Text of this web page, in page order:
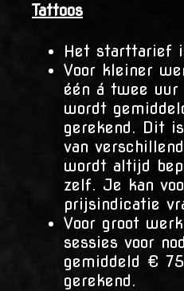
Tattoos
Het starttarief
Voor kleiner
één á twee
wordt
gerekend. Dit
van
wordt altijd
zelf. Je kan
prijsindicatie
Voor groot
sessies voor
gemiddeld €
gerekend.